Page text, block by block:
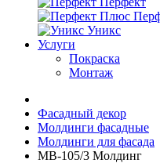
Уникс
Услуги
Покраска
Монтаж
Фасадный декор
Молдинги фасадные
Молдинги для фасада
МВ-105/3 Молдинг